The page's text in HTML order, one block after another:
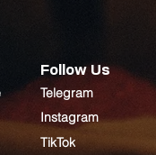
Follow Us
Telegram
Instagram
TikTok